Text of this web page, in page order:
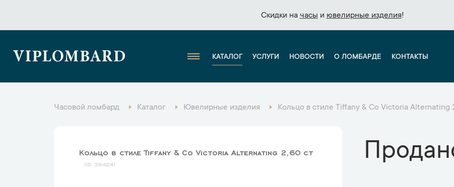
Скидки на часы и ювелирные изделия!
Скидки на часы и ювелирные изделия!
VIPLOMBARD КАТАЛОГ УСЛУГИ НОВОСТИ О ЛОМБАРДЕ КОНТАКТЫ
Часовой ломбард Каталог Ювелирные изделия Кольцо в стиле Tiffany & Co Victoria Alternating
Кольцо в стиле Tiffany & Co Victoria Alternating 2,60 ct
39424